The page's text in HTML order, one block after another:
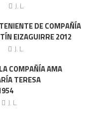
J. L.
DE COMPAÑÍA
EIZAGUIRRE 2012
J. L.
COMPAÑÍA AMA
TERESA
J. L.